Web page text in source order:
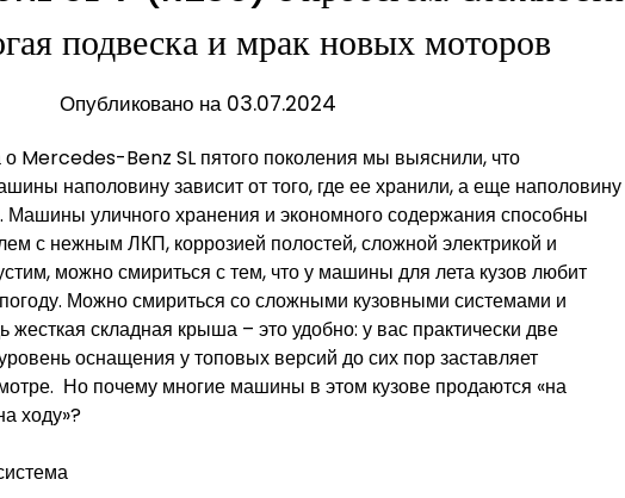
подвеска и мрак новых моторов
Опубликовано на 03.07.2024
Mercedes-Benz SL пятого поколения мы выяснили, что
наполовину зависит от того, где ее хранили, а еще наполовину
Машины уличного хранения и экономного содержания способны
с нежным ЛКП, коррозией полостей, сложной электрикой и
можно смириться с тем, что у машины для лета кузов любит
Можно смириться со сложными кузовными системами и
жесткая складная крыша – это удобно: у вас практически две
оснащения у топовых версий до сих пор заставляет
Но почему многие машины в этом кузове продаются «на
ходу»?